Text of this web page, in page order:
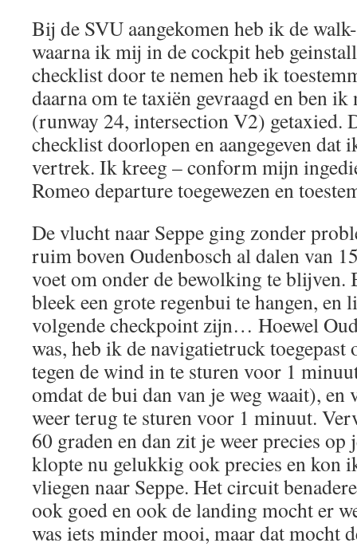
Bij de SVU aangekomen heb ik de
waarna ik mij in de cockpit heb
checklist door te nemen heb ik
daarna om te taxiën gevraagd en ben ik
(runway 24, intersection V2) getaxied.
checklist doorlopen en aangegeven dat
vertrek. Ik kreeg – conform mijn
Romeo departure toegewezen en
De vlucht naar Seppe ging zonder
ruim boven Oudenbosch al dalen van
voet om onder de bewolking te blijven.
bleek een grote regenbui te hangen, en
volgende checkpoint zijn… Hoewel
was, heb ik de navigatietruck toegepast
tegen de wind in te sturen voor 1
omdat de bui dan van je weg waait), en
weer terug te sturen voor 1 minuut.
60 graden en dan zit je weer precies op
klopte nu gelukkig ook precies en kon
vliegen naar Seppe. Het circuit
ook goed en ook de landing mocht er
was iets minder mooi, maar dat mocht